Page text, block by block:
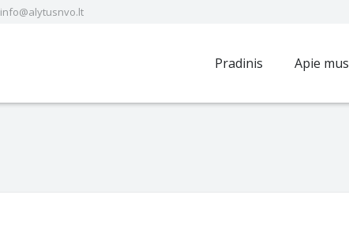
info@alytusnvo.lt
Pradinis Apie mus